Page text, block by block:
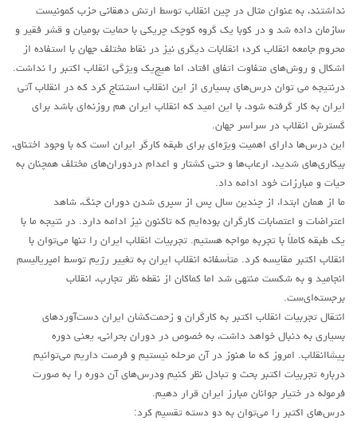
نقد
روشنفکران مارکسیست
فعالان کارگری
حزب کمونیست کارگری
راه کارگر
کومله
اقلیت
اتحاد سوسیالیستی کارگری
مائوئیست ها – سربداران
SWP حزب کارگر سوسیالیست
آنارشیست ها
لنینیسم
نداشتند، به عنوان مثال در چین انقلاب توسط ارتش دهقانی حزب کمونیست
سازمان داده شد و در کوبا یک گروه کوچک چریکی با حمایت بومیان و‌ قشر فقیر و
محروم جامعه انقلاب کرد؛ انقلابات دیگری نیز در نقاط مختلف جهان با استفاده از
اشکال و روش‌های متفاوت اتفاق افتاد، اما هیچ‌یک ویژگی انقلاب اکتبر را نداشت.
درنتیجه می توان درس‌های بسیاری از این انقلاب استنتاج کرد که در انقلاب آتی
ایران به کار گرفته شود، با این امید که انقلاب ایران هم روزنه‌ای باشد برای
گسترش انقلاب در سراسر جهان.
این درس‌ها دارای اهمیت ویژه‌ای برای طبقه کارگر ایران است که با وجود اختناق،
بیکاری‌های شدید، ارعاب‌ها و حتی کشتار و اعدام دردوران‌های مختلف همچنان به
حیات و مبارزات خود ادامه داد.
ما از همان ابتدا، از چندین سال پس از سپری شدن دوران جنگ، شاهد
اعتراضات و اعتصابات کارگران بوده‌ایم که تاکنون نیز ادامه دارد. در نتیجه ما با
یک طبقه کاملاً با تجربه مواجه هستیم. تجربیات انقلاب ایران را تنها می‌توان با
انقلاب اکتبر مقایسه کرد. متأسفانه انقلاب ایران به تغییر رژیم‌ توسط امپریالیسم
انجامید و به شکست منتهی شد اما کماکان از نقطه نظر تجارب، انقلاب
برجسته‌ای‌ست.
انتقال تجربیات انقلاب اکتبر به کارگران و زحمت‌کشان ایران دست‌آوردهای
بسیاری به دنبال خواهد داشت، به خصوص در دوران بحرانی، یعنی دوره
پیشاانقلاب. امروز که ما هنوز در آن مرحله نیستیم و فرصت داریم می‌توانیم
درباره تجربیات اکتبر بحث و تبادل نظر ‌کنیم ودرس‌های آن دوره را به صورت
فرموله در ختیار جوانان مبارز ایران قرار دهیم.
درس‌های اکتبر را می‌توان به دو دسته تقسیم کرد: